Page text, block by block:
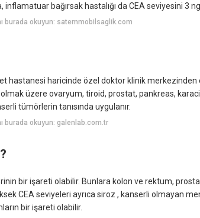
bağırsak hastalığı da CEA seviyesini 3
burada okuyun: satemmobilsaglik.com
hastanesi haricinde özel doktor klinik merkezinden
üzere ovaryum, tiroid, prostat, pankreas,
tümörlerin tanısında uygulanır.
burada okuyun: galenlab.com.tr
bir işareti olabilir. Bunlara kolon ve rektum,
CEA seviyeleri ayrıca siroz , kanserli olmayan
bir işareti olabilir.